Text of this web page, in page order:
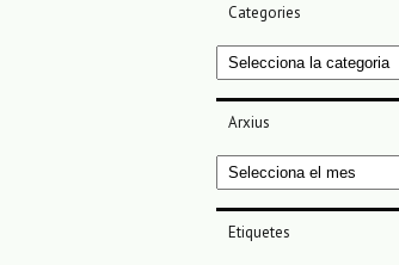
Categories
Categories
Arxius
Arxius
Etiquetes